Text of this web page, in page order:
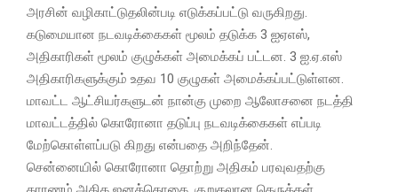
அரசின் வழிகாட்டுதலின்படி எடுக்கப்பட்டு வருகிறது.
கடுமையான நடவடிக்கைகள் மூலம் தடுக்க 3 ஐஏஎஸ்,
அதிகாரிகள் மூலம் குழுக்கள் அமைக்கப் பட்டன. 3 ஐ.ஏ.எஸ்
அதிகாரிகளுக்கும் உதவ 10 குழுகள் அமைக்கப்பட்டுள்ளன.
மாவட்ட ஆட்சியர்களுடன் நான்கு முறை ஆலோசனை நடத்தி
மாவட்டத்தில் கொரோனா தடுப்பு நடவடிக்கைகள் எப்படி
மேற்கொள்ளப்படு கிறது என்பதை அறிந்தேன்.
சென்னையில் கொரோனா தொற்று அதிகம் பரவுவதற்கு